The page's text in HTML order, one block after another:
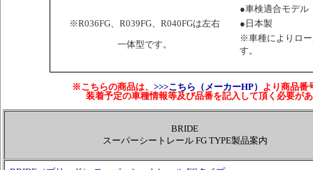
●車検適合モデル
※R036FG、R039FG、R040FGは左右
●日本製
一体型です。
※車種によりロ
す。
※こちらの商品は、 >>>こちら（メーカーHP） より商品番
装着予定の車種情報等及び品番を記入して頂く必要があ
BRIDE
スーパーシートレール FG TYPE製品案内